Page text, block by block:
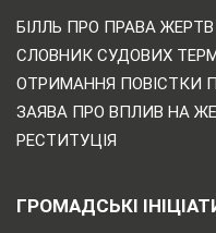
БІЛЛЬ ПРО ПРАВА ЖЕРТВ
СЛОВНИК СУДОВИХ
ОТРИМАННЯ ПОВІСТКИ
ЗАЯВА ПРО ВПЛИВ НА
РЕСТИТУЦІЯ
ГРОМАДСЬКІ